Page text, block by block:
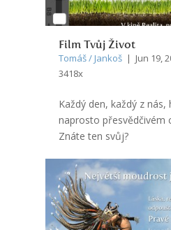
Film Tvůj Život
Tomáš / Jankoš | Jun 19,
3418x
Každý den, každý z
naprosto přesvědčivém
Znáte ten svůj?